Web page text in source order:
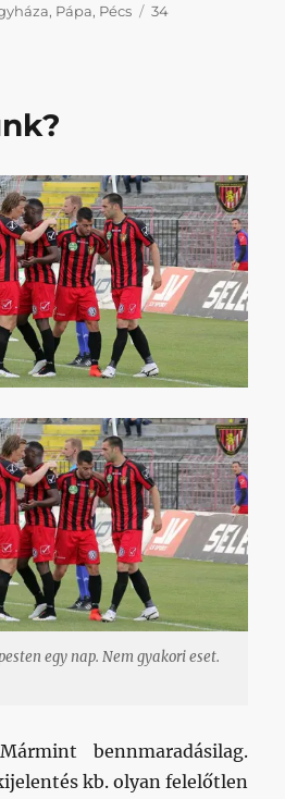
, Pápa, Pécs
34
egy nap. Nem gyakori eset.
bennmaradásilag.
kb. olyan felelőtlen